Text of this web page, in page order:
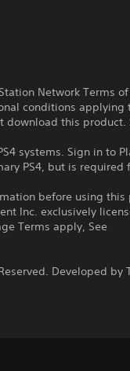
Network Terms
conditions applying
download this product.
systems. Sign in to
PS4, but is required
before using this
Inc. exclusively
Terms apply, See
Developed by